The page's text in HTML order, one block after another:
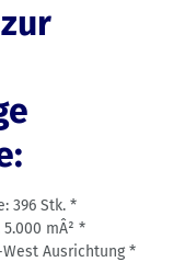
396 Stk. *
mÂ² *
Ausrichtung *